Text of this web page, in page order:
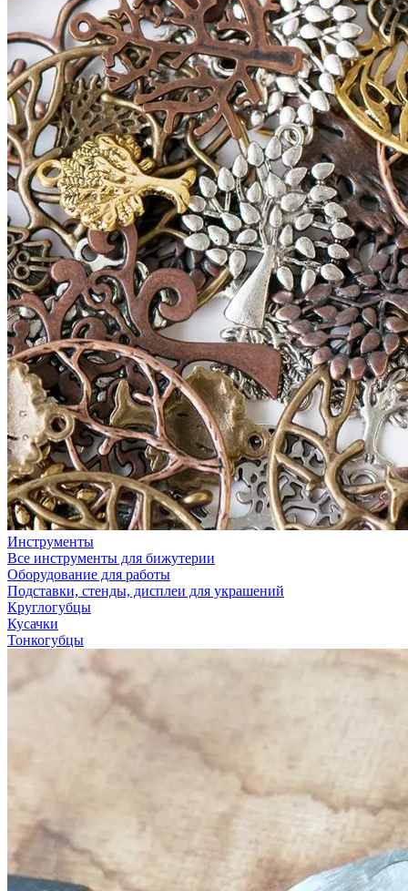
Инструменты
Все инструменты для бижутерии
Оборудование для работы
Подставки, стенды, дисплеи для украшений
Круглогубцы
Кусачки
Тонкогубцы